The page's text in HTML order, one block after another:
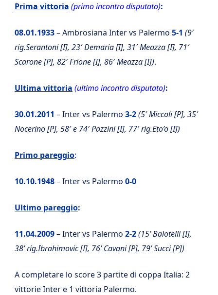
Prima vittoria (primo incontro disputato):
08.01.1933– Ambrosiana Inter vs Palermo 5-1 (9′
rig.Serantoni [I], 23′ Demaria [I], 31′ Meazza [I], 71′
Scarone [P], 82′ Frione [I], 86′ Meazza [I]).
Ultima vittoria (ultimo incontro disputato):
30.01.2011 – Inter vs Palermo 3-2(5′ Miccoli [P], 35′
Nocerino [P], 58′ e 74′ Pazzini [I], 77′ rig.Eto’o [I])
Primo pareggio:
10.10.1948– Inter vs Palermo 0-0
Ultimo pareggio:
11.04.2009– Inter vs Palermo 2-2(15’ Balotelli [I],
38’ rig.Ibrahimovic [I], 76’ Cavani [P], 79’ Succi [P])
A completare lo score 3 partite di coppa Italia: 2
vittorie Inter e 1 vittoria Palermo.